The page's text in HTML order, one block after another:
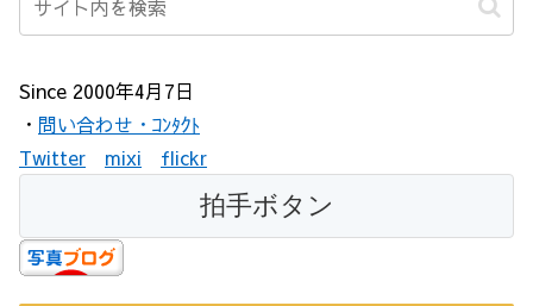
Since 2000年4月7日
・ 問い合わせ・ｺﾝﾀｸﾄ
Twitter
mixi flickr